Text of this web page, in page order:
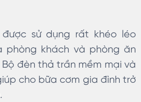
sử dụng rất khéo léo
phòng khách và phòng ăn
đèn thả trần mềm mại và
cho bữa cơm gia đình trở